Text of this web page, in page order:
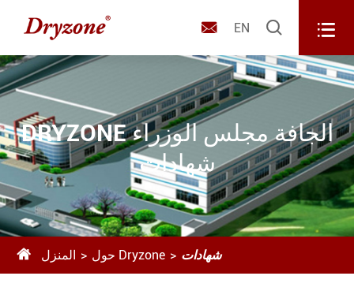
 EN  
DRYZONE الجافة مجلس الوزراء
شهادات
 المنزل حول Dryzone شهادات